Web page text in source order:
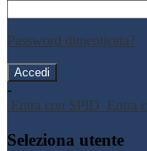
Password dimenticata?
-
Entra con SPID Entra
Seleziona utente